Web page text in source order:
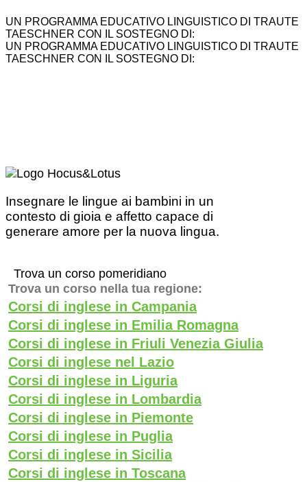
UN PROGRAMMA EDUCATIVO LINGUISTICO DI TRAUTE
TAESCHNER CON IL SOSTEGNO DI:
UN PROGRAMMA EDUCATIVO LINGUISTICO DI TRAUTE
TAESCHNER CON IL SOSTEGNO DI:
Insegnare le lingue ai bambini in un
contesto di gioia e affetto capace di
generare amore per la nuova lingua.
Trova un corso pomeridiano
Trova un corso nella tua regione:
Corsi di inglese in Campania
Corsi di inglese in Emilia Romagna
Corsi di inglese in Friuli Venezia Giulia
Corsi di inglese nel Lazio
Corsi di inglese in Liguria
Corsi di inglese in Lombardia
Corsi di inglese in Piemonte
Corsi di inglese in Puglia
Corsi di inglese in Sicilia
Corsi di inglese in Toscana